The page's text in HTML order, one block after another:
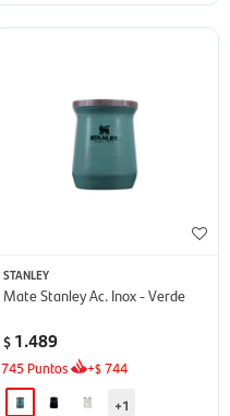
STANLEY
Mate Stanley Ac. Inox - Verde
$ 1.489
745 Puntos +$744
+1